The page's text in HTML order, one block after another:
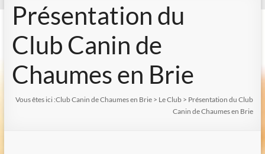
Présentation du
Club Canin de
Chaumes en Brie
Vous êtes ici :Club Canin de Chaumes en Brie > Le Club > Présentation du Club
Canin de Chaumes en Brie